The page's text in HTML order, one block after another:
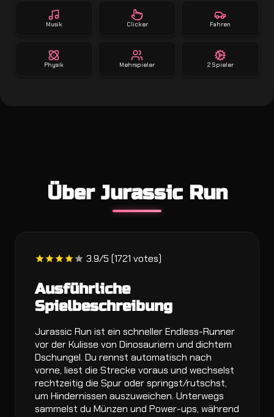
Musik Clicker Fahren
Physik Mehrspieler 2 Spieler
Über Jurassic Run
3.9/5 (1721 votes)
Ausführliche
Spielbeschreibung
Jurassic Run ist ein schneller Endless-Runner
vor der Kulisse von Dinosauriern und dichtem
Dschungel. Du rennst automatisch nach
vorne, liest die Strecke voraus und wechselst
rechtzeitig die Spur oder springst/rutschst,
um Hindernissen auszuweichen. Unterwegs
sammelst du Münzen und Power-ups, während